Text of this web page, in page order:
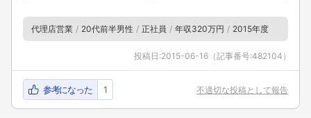
代理店営業 20代前半男性 正社員 年収320万円 2015年度
投稿日:2015-06-16 （記事番号:482104）
参考になった 1 不適切な投稿として報告